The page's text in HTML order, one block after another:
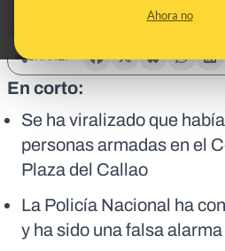
Ahora no
SHARE:
En corto:
Se ha viralizado que
personas armadas en el
Plaza del Callao
La Policía Nacional ha
y ha sido una falsa alarma